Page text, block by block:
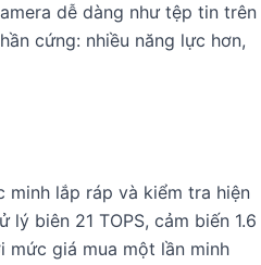
dễ dàng như tệp tin trên
cứng: nhiều năng lực hơn,
minh lắp ráp và kiểm tra hiện
biên 21 TOPS, cảm biến 1.6
mức giá mua một lần minh